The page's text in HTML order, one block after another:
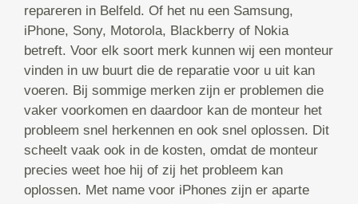
repareren in Belfeld. Of het nu een Samsung,
iPhone, Sony, Motorola, Blackberry of Nokia
betreft. Voor elk soort merk kunnen wij een monteur
vinden in uw buurt die de reparatie voor u uit kan
voeren. Bij sommige merken zijn er problemen die
vaker voorkomen en daardoor kan de monteur het
probleem snel herkennen en ook snel oplossen. Dit
scheelt vaak ook in de kosten, omdat de monteur
precies weet hoe hij of zij het probleem kan
oplossen. Met name voor iPhones zijn er aparte